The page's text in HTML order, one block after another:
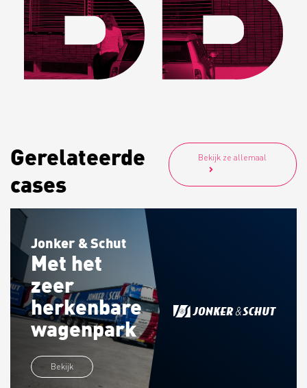
Gerelateerde
cases
Bekijk ze allemaal
Jonker & Schut
Met het
zeer
herkenbare
wagenpark
Bekijk